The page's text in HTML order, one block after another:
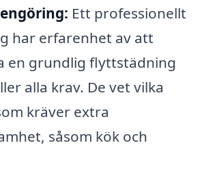
Ett professionellt
har erfarenhet av att
en grundlig flyttstädning
alla krav. De vet vilka
kräver extra
såsom kök och